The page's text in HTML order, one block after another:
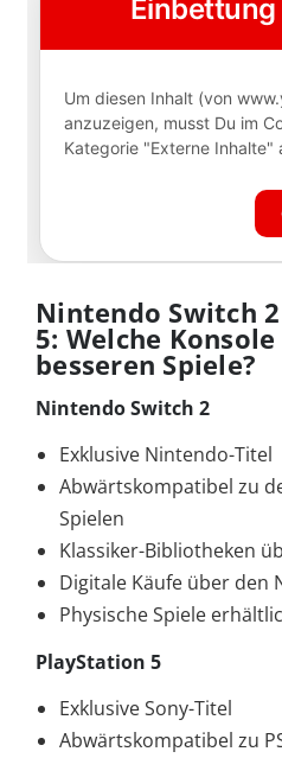
Nintendo Switch
5: Welche
besseren Spiele?
Nintendo Switch 2
Exklusive Nintendo-Titel
Abwärtskompatibel zu
Spielen
Klassiker-Bibliotheken
Digitale Käufe über den
Physische Spiele
PlayStation 5
Exklusive Sony-Titel
Abwärtskompatibel zu